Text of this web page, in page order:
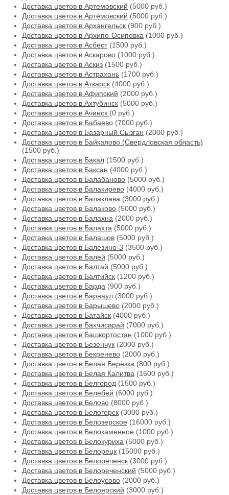
Доставка цветов в Артемовский (5000 руб.)
Доставка цветов в Артёмовский (5000 руб.)
Доставка цветов в Архангельск (900 руб.)
Доставка цветов в Архипо-Осиповка (1000 руб.)
Доставка цветов в Асбест(1500 руб.)
Доставка цветов в Аскарово (1000 руб.)
Доставка цветов в Аскиз (1500 руб.)
Доставка цветов в Астрахань (1700 руб.)
Доставка цветов в Аткарск (4000 руб.)
Доставка цветов в Афипский (2000 руб.)
Доставка цветов в Ахтубинск (5000 руб.)
Доставка цветов в Ачинск (0 руб.)
Доставка цветов в Бабаево (7000 руб.)
Доставка цветов в Базарный Сызган (2000 руб.)
Доставка цветов в Байкалово (Свердловская область)
(1500 руб.)
Доставка цветов в Бакал (1500 руб.)
Доставка цветов в Баксан (4000 руб.)
Доставка цветов в Балабаново (5000 руб.)
Доставка цветов в Балакирево (4000 руб.)
Доставка цветов в Балаклава (3000 руб.)
Доставка цветов в Балаково (5000 руб.)
Доставка цветов в Балахна (2000 руб.)
Доставка цветов в Балахта (5000 руб.)
Доставка цветов в Балашов (5000 руб.)
Доставка цветов в Балезино-3 (3500 руб.)
Доставка цветов в Балей (5000 руб.)
Доставка цветов в Балтай (5000 руб.)
Доставка цветов в Балтийск (1200 руб.)
Доставка цветов в Барда (900 руб.)
Доставка цветов в Барнаул (3000 руб.)
Доставка цветов в Барышево (2000 руб.)
Доставка цветов в Батайск (4000 руб.)
Доставка цветов в Бахчисарай (7000 руб.)
Доставка цветов в Башкортостан (1000 руб.)
Доставка цветов в Безенчук (2000 руб.)
Доставка цветов в Бекренево (2000 руб.)
Доставка цветов в Белая Берёзка (800 руб.)
Доставка цветов в Белая Калитва (1600 руб.)
Доставка цветов в Белгород (1500 руб.)
Доставка цветов в Белебей (6000 руб.)
Доставка цветов в Белово (8000 руб.)
Доставка цветов в Белогорск (3000 руб.)
Доставка цветов в Белозерское (16000 руб.)
Доставка цветов в Белокаменное (1000 руб.)
Доставка цветов в Белокуриха (5000 руб.)
Доставка цветов в Белорецк (15000 руб.)
Доставка цветов в Белореченск (3000 руб.)
Доставка цветов в Белореченский (5000 руб.)
Доставка цветов в Белоусово (2000 руб.)
Доставка цветов в Белоярский (3000 руб.)